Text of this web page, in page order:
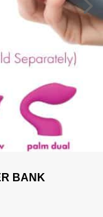
BANK